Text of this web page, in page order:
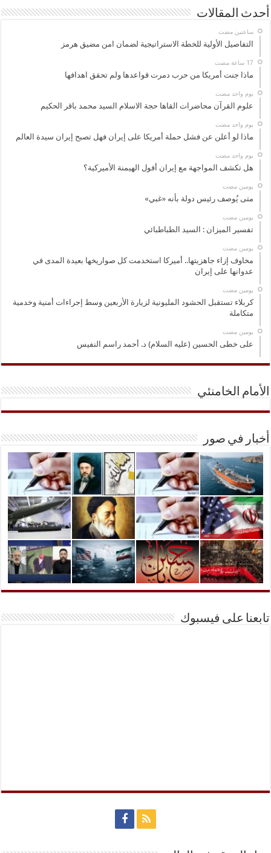
أحدث المقالات
‏ساعتين مضت
التفاصيل الأولية للخطة الاستراتيجية لضمان امن مضيق هرمز
ماذا جنت أمريكا من حرب دمرت قواعدها ولم تحقق اهدافها
‏يوم واحد مضت
علوم القرآن محاضرات القاها حجة الاسلام السيد محمد باقر الحكيم
‏يوم واحد مضت
ماذا لو أعلن عن فشل حملة أمريكا على إيران فهل تصبح إيران سيدة العالم
‏يوم واحد مضت
هل تكشف المواجهة مع إيران أفول الهيمنة الأميركية؟
‏يومين مضت
متى يُوصف رئيس دولة بأنه «غبي»
‏يومين مضت
تفسير الميزان : السيد الطباطبائي
‏يومين مضت
مخاوف إزاء جاهزيتها.. أميركا استخدمت كل صواريخها بعيدة المدى في
عدوانها على إيران
‏يومين مضت
كربلاء تستقبل الحشود المليونية لزيارة الأربعين وسط إجراءات أمنية وخدمية
متكاملة
‏يومين مضت
على خطى الحسين (عليه السلام) د. أحمد راسم النفيس
الأمام الخامنئي
أخبار في صور
تابعنا على فيسبوك